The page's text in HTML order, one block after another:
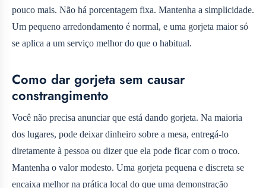
pouco mais. Não há porcentagem fixa. Mantenha a simplicidade.
Um pequeno arredondamento é normal, e uma gorjeta maior só
se aplica a um serviço melhor do que o habitual.
Como dar gorjeta sem causar
constrangimento
Você não precisa anunciar que está dando gorjeta. Na maioria
dos lugares, pode deixar dinheiro sobre a mesa, entregá-lo
diretamente à pessoa ou dizer que ela pode ficar com o troco.
Mantenha o valor modesto. Uma gorjeta pequena e discreta se
encaixa melhor na prática local do que uma demonstração